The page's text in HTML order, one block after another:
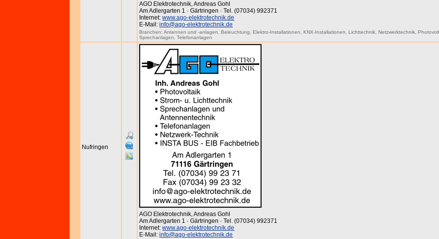
AGO Elektrotechnik, Andreas Gohl
Am Adlergarten 1 · Gärtringen · Tel. (07034) 992371
Internet:www.ago-elektrotechnik.de
E-Mail:info@ago-elektrotechnik.de
Branchen:Antennen und -anlagen ,Beleuchtung ,Elektro-Installationen ,KNX-Installationen ,Lichttechnik ,Netzwerktechnik ,
Sprechanlagen
,Telefonanlagen
Nufringen
AGO Elektrotechnik, Andreas Gohl
Am Adlergarten 1 · Gärtringen · Tel. (07034) 992371
Internet:www.ago-elektrotechnik.de
E-Mail:info@ago-elektrotechnik.de